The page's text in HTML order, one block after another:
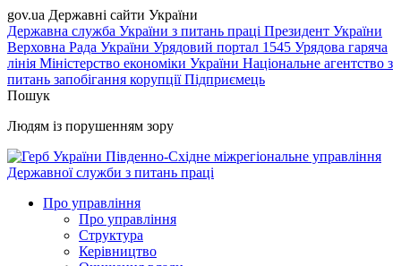
gov.ua Державні сайти України
Державна служба України з питань праці Президент України
Верховна Рада України Урядовий портал 1545 Урядова гаряча
лінія Міністерство економіки України Національне агентство з
питань запобігання корупціїПідприємець
Пошук
Людям із порушенням зору
Південно-Східне міжрегіональне управління
Державної служби з питань праці
Про управління
Про управління
Структура
Керівництво